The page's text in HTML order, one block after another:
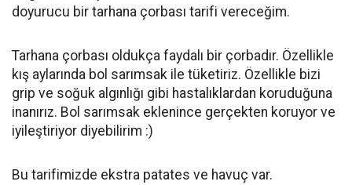
doyurucu bir tarhana çorbası tarifi vereceğim.
Tarhana çorbası oldukça faydalı bir çorbadır. Özellikle
kış aylarında bol sarımsak ile tüketiriz. Özellikle bizi
grip ve soğuk algınlığı gibi hastalıklardan koruduğuna
inanırız. Bol sarımsak eklenince gerçekten koruyor ve
iyileştiriyor diyebilirim :)
Bu tarifimizde ekstra patates ve havuç var.